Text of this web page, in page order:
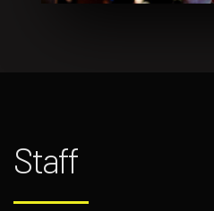
Staff